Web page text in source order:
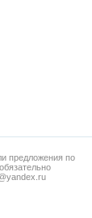
предложения по